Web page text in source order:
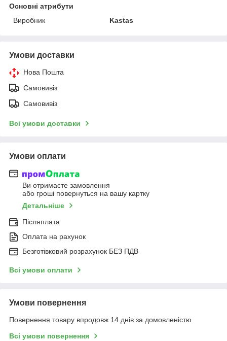
Основні атрибути
Виробник
Kastas
Умови доставки
Нова Пошта
Самовивіз
Самовивіз
Всі умови доставки
Умови оплати
Ви отримаєте замовлення
або гроші повернуться на вашу картку
Детальніше
Післяплата
Оплата на рахунок
Безготівковий розрахунок БЕЗ ПДВ
Всі умови оплати
Умови повернення
Повернення товару впродовж 14 днів за домовленістю
Всі умови повернення